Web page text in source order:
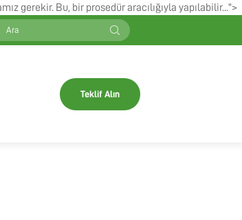
gerekir. Bu, bir prosedür aracılığıyla yapılabilir...">
Teklif Alın